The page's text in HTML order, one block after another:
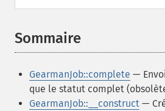
Sommaire
GearmanJob::complete —
que le statut complet
GearmanJob::__construct —